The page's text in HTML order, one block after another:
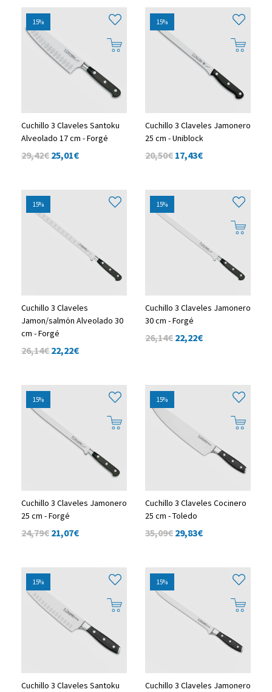
15%
Cuchillo 3 Claveles Santoku
Alveolado 17 cm - Forgé
29,42€ 25,01€
15%
Cuchillo 3 Claveles Jamonero
25 cm - Uniblock
20,50€ 17,43€
15%
Cuchillo 3 Claveles
Jamon/salmón Alveolado 30
cm - Forgé
26,14€ 22,22€
15%
Cuchillo 3 Claveles Jamonero
30 cm - Forgé
26,14€ 22,22€
15%
Cuchillo 3 Claveles Jamonero
25 cm - Forgé
24,79€ 21,07€
15%
Cuchillo 3 Claveles Cocinero
25 cm - Toledo
35,09€ 29,83€
15%
Cuchillo 3 Claveles Santoku
15%
Cuchillo 3 Claveles Jamonero